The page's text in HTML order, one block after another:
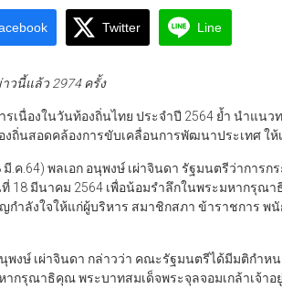
Twitter Line
วนี้แล้ว 2974 ครั้ง
รเนื่องในวันท้องถิ่นไทย ประจำปี 2564 ย้ำ นำแน
ถิ่นสอดคล้องการขับเคลื่อนการพัฒนาประเทศ ให้
มี.ค.64) พลเอก อนุพงษ์ เผ่าจินดา รัฐมนตรีว่าการ
ที่ 18 มีนาคม 2564 เพื่อน้อมรำลึกในพระมหากรุณ
กำลังใจให้แก่ผู้บริหาร สมาชิกสภา ข้าราชการ พ
พงษ์ เผ่าจินดา กล่าวว่า คณะรัฐมนตรีได้มีมติกำห
ากรุณาธิคุณ พระบาทสมเด็จพระจุลจอมเกล้าเจ้า